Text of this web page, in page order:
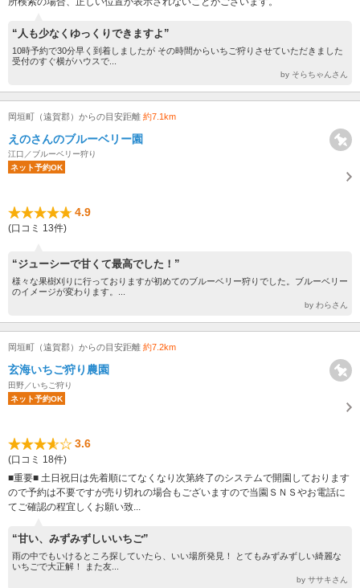
“人も少なくゆっくりできますよ”
10時予約で30分早く到着しましたが その時間からいちご狩りさせていただきました
受付のすぐ横がハウスで...
by そらちゃんさん
岡垣町（遠賀郡）からの目安距離 約7.1km
えのさんのブルーベリー園
江口／ブルーベリー狩り
ネット予約OK
4.9
(口コミ 13件)
“ジューシーで甘くて最高でした！”
様々な果樹刈りに行っておりますが初めてのブルーベリー狩りでした。ブルーベリー
のイメージが変わります。...
by わらさん
岡垣町（遠賀郡）からの目安距離 約7.2km
玄海いちご狩り農園
田野／いちご狩り
ネット予約OK
3.6
(口コミ 18件)
■重要■ 土日祝日は先着順にてなくなり次第終了のシステムで開園しております
ので予約は不要ですが売り切れの場合もございますので当園ＳＮＳやお電話に
てご確認の程宜しくお願い致...
“甘い、みずみずしいいちご”
雨の中でもいけるところ探していたら、いい場所発見！ とてもみずみずしい綺麗な
いちごで大正解！ また友...
by ササキさん